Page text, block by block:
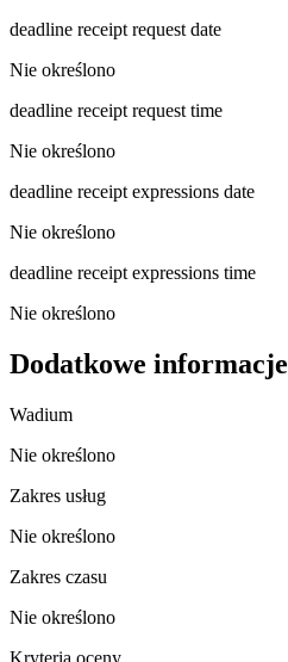
deadline receipt request date
Nie określono
deadline receipt request time
Nie określono
deadline receipt expressions date
Nie określono
deadline receipt expressions time
Nie określono
Dodatkowe informacje
Wadium
Nie określono
Zakres usług
Nie określono
Zakres czasu
Nie określono
Kryteria oceny